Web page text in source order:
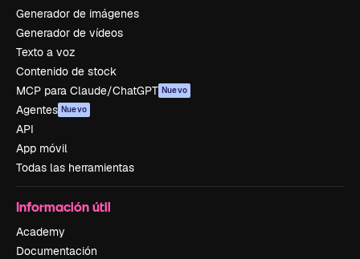
Generador de imágenes
Generador de vídeos
Texto a voz
Contenido de stock
MCP para Claude/ChatGPT Nuevo
Agentes Nuevo
API
App móvil
Todas las herramientas
Información útil
Academy
Documentación